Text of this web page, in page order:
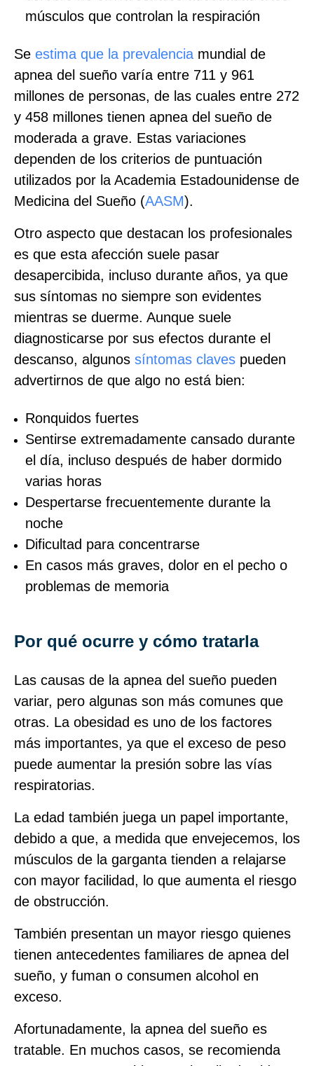
músculos que controlan la respiración
Se estima que la prevalencia mundial de
apnea del sueño varía entre 711 y 961
millones de personas, de las cuales entre 272
y 458 millones tienen apnea del sueño de
moderada a grave. Estas variaciones
dependen de los criterios de puntuación
utilizados por la Academia Estadounidense de
Medicina del Sueño (AASM).
Otro aspecto que destacan los profesionales
es que esta afección suele pasar
desapercibida, incluso durante años, ya que
sus síntomas no siempre son evidentes
mientras se duerme. Aunque suele
diagnosticarse por sus efectos durante el
descanso, algunos síntomas claves pueden
advertirnos de que algo no está bien:
Ronquidos fuertes
Sentirse extremadamente cansado durante
el día, incluso después de haber dormido
varias horas
Despertarse frecuentemente durante la
noche
Dificultad para concentrarse
En casos más graves, dolor en el pecho o
problemas de memoria
Por qué ocurre y cómo tratarla
Las causas de la apnea del sueño pueden
variar, pero algunas son más comunes que
otras. La obesidad es uno de los factores
más importantes, ya que el exceso de peso
puede aumentar la presión sobre las vías
respiratorias.
La edad también juega un papel importante,
debido a que, a medida que envejecemos, los
músculos de la garganta tienden a relajarse
con mayor facilidad, lo que aumenta el riesgo
de obstrucción.
También presentan un mayor riesgo quienes
tienen antecedentes familiares de apnea del
sueño, y fuman o consumen alcohol en
exceso.
Afortunadamente, la apnea del sueño es
tratable. En muchos casos, se recomienda